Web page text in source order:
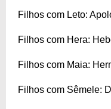
Filhos com Leto:
Filhos com Hera:
Filhos com Maia:
Filhos com Sêmele: